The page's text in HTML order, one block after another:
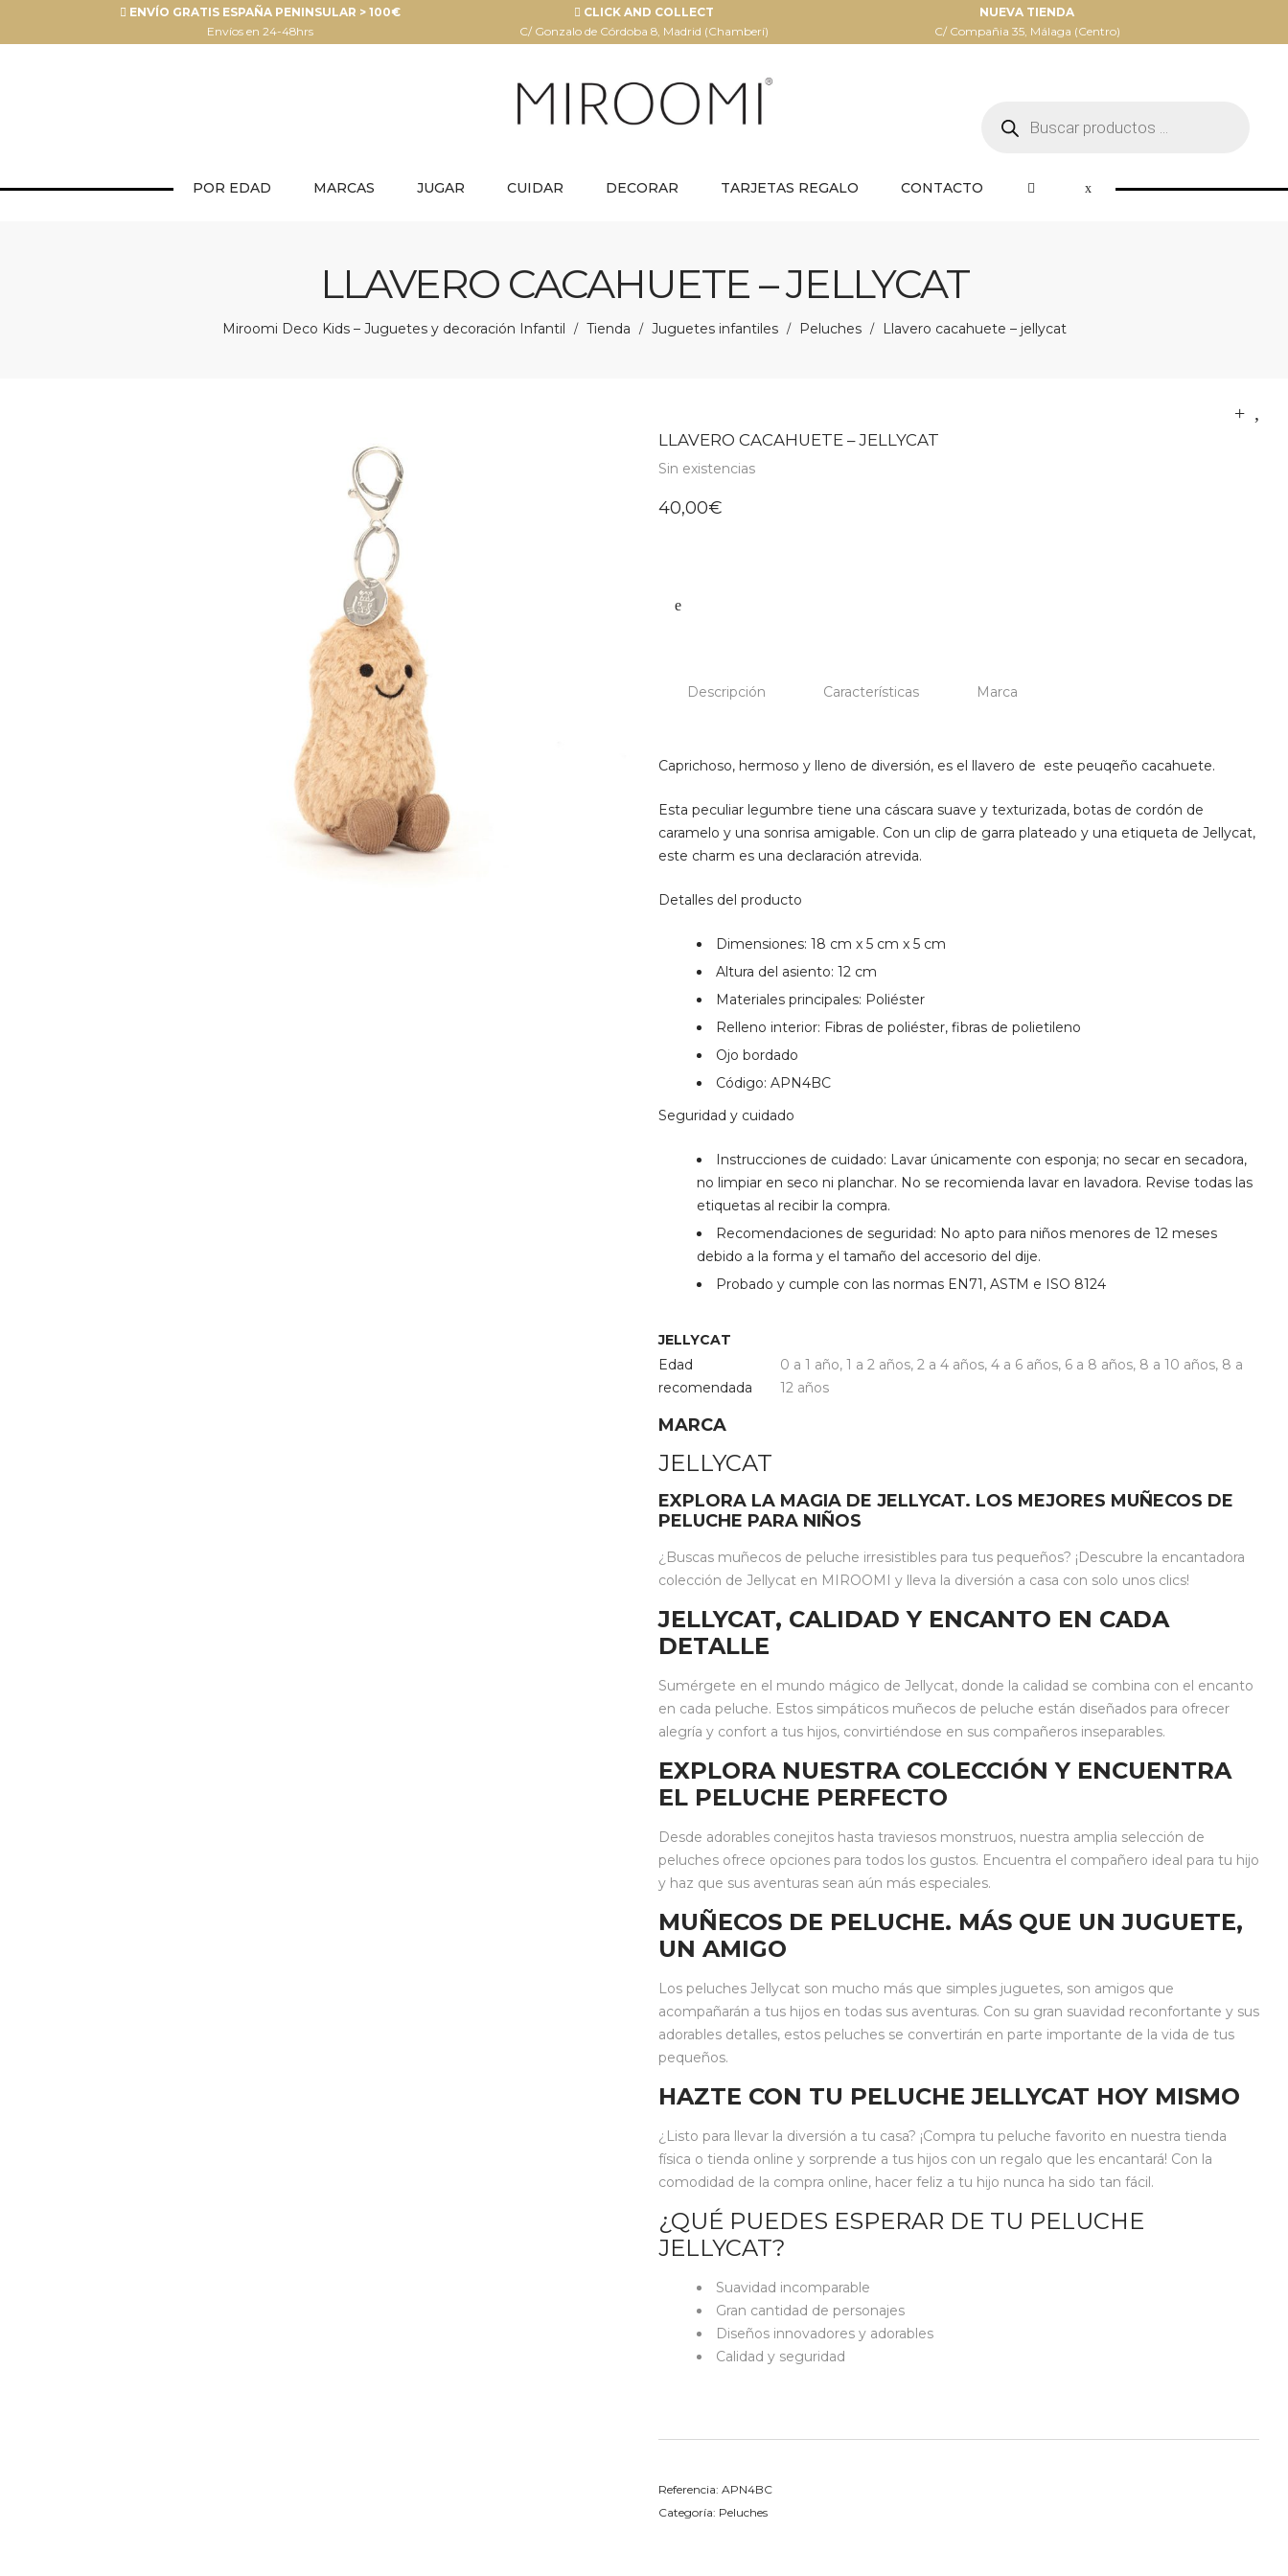
ENVÍO GRATIS ESPAÑA PENINSULAR > 100€
Envíos en 24-48hrs
CLICK AND COLLECT
C/ Gonzalo de Córdoba 8, Madrid (Chamberí)
NUEVA TIENDA
C/ Compañia 35, Málaga (Centro)
productos
POR EDAD MARCAS JUGAR CUIDAR DECORAR TARJETAS REGALO CONTACTO
LLAVERO CACAHUETE – JELLYCAT
Miroomi Deco Kids – Juguetes y decoración Infantil / Tienda / Juguetes infantiles / Peluches / Llavero cacahuete – jellycat
LLAVERO CACAHUETE – JELLYCAT
Sin existencias
40,00€
Descripción Características Marca
Caprichoso, hermoso y lleno de diversión, es el llavero de este peuqeño cacahuete.
Esta peculiar legumbre tiene una cáscara suave y texturizada, botas de cordón de
caramelo y una sonrisa amigable. Con un clip de garra plateado y una etiqueta de Jellycat,
este charm es una declaración atrevida.
Detalles del producto
Dimensiones: 18 cm x 5 cm x 5 cm
Altura del asiento: 12 cm
Materiales principales: Poliéster
Relleno interior: Fibras de poliéster, fibras de polietileno
Ojo bordado
Código: APN4BC
Seguridad y cuidado
Instrucciones de cuidado: Lavar únicamente con esponja; no secar en secadora,
no limpiar en seco ni planchar. No se recomienda lavar en lavadora. Revise todas las
etiquetas al recibir la compra.
Recomendaciones de seguridad: No apto para niños menores de 12 meses
debido a la forma y el tamaño del accesorio del dije.
Probado y cumple con las normas EN71, ASTM e ISO 8124
JELLYCAT
Edad
recomendada
0 a 1 año, 1 a 2 años, 2 a 4 años, 4 a 6 años, 6 a 8 años, 8 a 10 años, 8 a
12 años
MARCA
JELLYCAT
EXPLORA LA MAGIA DE JELLYCAT. LOS MEJORES MUÑECOS DE
PELUCHE PARA NIÑOS
¿Buscas muñecos de peluche irresistibles para tus pequeños? ¡Descubre la encantadora
colección de Jellycat en MIROOMI y lleva la diversión a casa con solo unos clics!
JELLYCAT, CALIDAD Y ENCANTO EN CADA
DETALLE
Sumérgete en el mundo mágico de Jellycat, donde la calidad se combina con el encanto
en cada peluche. Estos simpáticos muñecos de peluche están diseñados para ofrecer
alegría y confort a tus hijos, convirtiéndose en sus compañeros inseparables.
EXPLORA NUESTRA COLECCIÓN Y ENCUENTRA
EL PELUCHE PERFECTO
Desde adorables conejitos hasta traviesos monstruos, nuestra amplia selección de
peluches ofrece opciones para todos los gustos. Encuentra el compañero ideal para tu hijo
y haz que sus aventuras sean aún más especiales.
MUÑECOS DE PELUCHE. MÁS QUE UN JUGUETE,
UN AMIGO
Los peluches Jellycat son mucho más que simples juguetes, son amigos que
acompañarán a tus hijos en todas sus aventuras. Con su gran suavidad reconfortante y sus
adorables detalles, estos peluches se convertirán en parte importante de la vida de tus
pequeños.
HAZTE CON TU PELUCHE JELLYCAT HOY MISMO
¿Listo para llevar la diversión a tu casa? ¡Compra tu peluche favorito en nuestra tienda
física o tienda online y sorprende a tus hijos con un regalo que les encantará! Con la
comodidad de la compra online, hacer feliz a tu hijo nunca ha sido tan fácil.
¿QUÉ PUEDES ESPERAR DE TU PELUCHE
JELLYCAT?
Suavidad incomparable
Gran cantidad de personajes
Diseños innovadores y adorables
Calidad y seguridad
Referencia: APN4BC
Categoría: Peluches